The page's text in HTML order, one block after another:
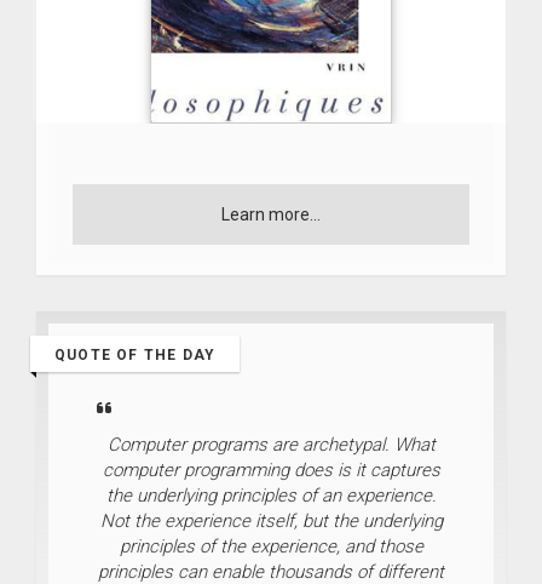
Learn more...
QUOTE OF THE DAY
Computer programs are archetypal. What
computer programming does is it captures
the underlying principles of an experience.
Not the experience itself, but the underlying
principles of the experience, and those
principles can enable thousands of different